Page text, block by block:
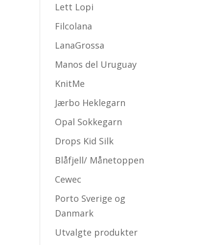
Lett Lopi
Filcolana
LanaGrossa
Manos del Uruguay
KnitMe
Jærbo Heklegarn
Opal Sokkegarn
Drops Kid Silk
Blåfjell/ Månetoppen
Cewec
Porto Sverige og
Danmark
Utvalgte produkter